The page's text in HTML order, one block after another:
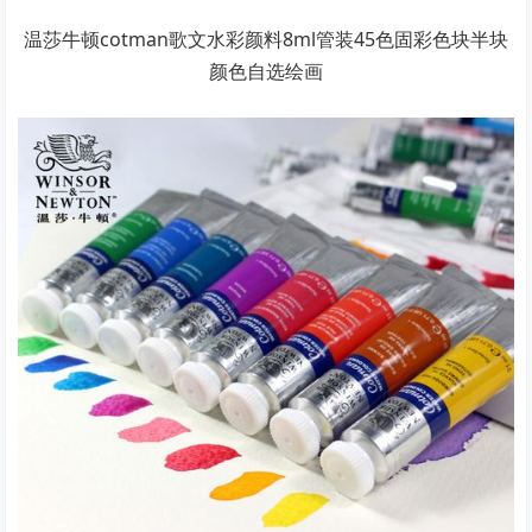
温莎牛顿cotman歌文水彩颜料8ml管装45色固彩色块半块
颜色自选绘画